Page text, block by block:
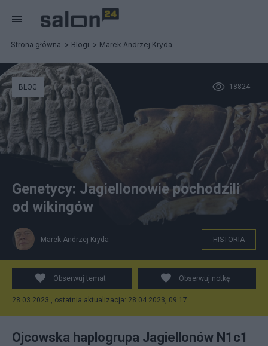
Strona główna Blogi Marek Andrzej Kryda
Nagrobek Władysława Jagiełły na Wawelu, fot.
polska.org
18824
BLOG
Genetycy: Jagiellonowie pochodzili
od wikingów
Marek Andrzej Kryda HISTORIA
Obserwuj temat Obserwuj notkę
28.03.2023 , ostatnia aktualizacja: 28.04.2023, 09:17
Ojcowska haplogrupa Jagiellonów N1c1